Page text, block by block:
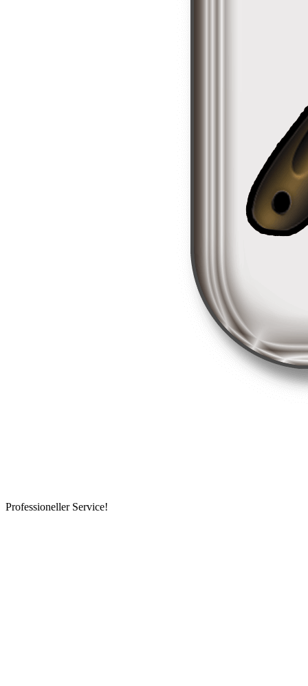
Professioneller Service!